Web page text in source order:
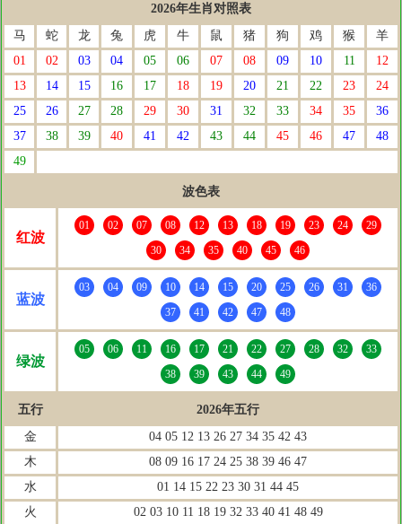
2026年生肖对照表
马
蛇 龙 兔 虎 牛 鼠 猪 狗 鸡 猴
羊
01
02 03 04 05 06 07 08 09 10 11
12
13
14 15 16 17 18 19 20 21 22 23
24
25
26 27 28 29 30 31 32 33 34 35
36
37
38 39 40 41 42 43 44 45 46 47
48
49
波色表
红波
01 02 07 08 12 13 18 19 23 24
29
30
34 35 40 45 46
蓝波
03 04 09 10 14 15 20 25 26 31
36
37
41 42 47 48
绿波
05 06 11 16 17 21 22 27 28 32
33
38
39 43 44 49
五行
2026年五行
金
04 05 12 13 26 27 34 35 42 43
木
08 09 16 17 24 25 38 39 46 47
水
01 14 15 22 23 30 31 44 45
火
02 03 10 11 18 19 32 33 40 41 48 49